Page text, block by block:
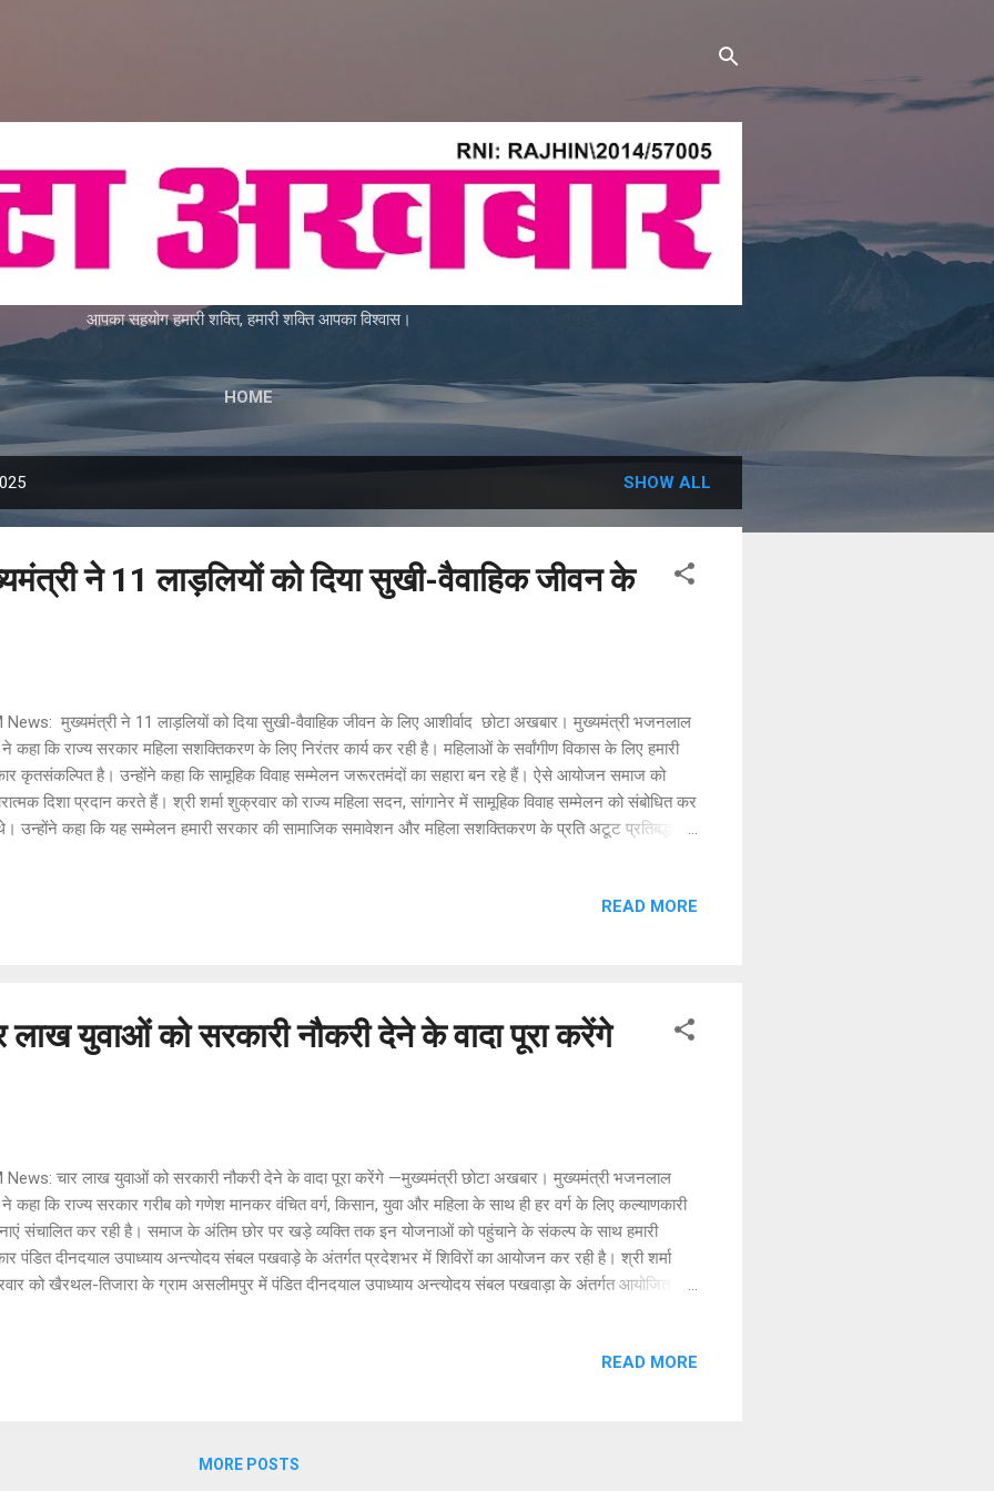
आपका सहयोग हमारी शक्ति, हमारी शक्ति आपका विश्वास।
HOME
SHOW ALL
ने 11 लाड़लियों को दिया सुखी-वैवाहिक जीवन के
News: मुख्यमंत्री ने 11 लाड़लियों को दिया सुखी-वैवाहिक जीवन के लिए आशीर्वाद छोटा अखबार। मुख्यमंत्री भजनलाल
ने कहा कि राज्य सरकार महिला सशक्तिकरण के लिए निरंतर कार्य कर रही है। महिलाओं के सर्वांगीण विकास के लिए हमारी
कृतसंकल्पित है। उन्होंने कहा कि सामूहिक विवाह सम्मेलन जरूरतमंदों का सहारा बन रहे हैं। ऐसे आयोजन समाज को
दिशा प्रदान करते हैं। श्री शर्मा शुक्रवार को राज्य महिला सदन, सांगानेर में सामूहिक विवाह सम्मेलन को संबोधित कर
उन्होंने कहा कि यह सम्मेलन हमारी सरकार की सामाजिक समावेशन और महिला सशक्तिकरण के प्रति अटूट प्रतिबद्धता
के लिए आवेदन किया था। इनमें से 11 योग्य युवकों का चयन किया गया, जो आज हमारी लाड़लियों के जीवनसाथी बने हैं। यह
READ MORE
युवाओं को सरकारी नौकरी देने के वादा पूरा करेंगे
News: चार लाख युवाओं को सरकारी नौकरी देने के वादा पूरा करेंगे —मुख्यमंत्री छोटा अखबार। मुख्यमंत्री भजनलाल
ने कहा कि राज्य सरकार गरीब को गणेश मानकर वंचित वर्ग, किसान, युवा और महिला के साथ ही हर वर्ग के लिए कल्याणकारी
संचालित कर रही है। समाज के अंतिम छोर पर खड़े व्यक्ति तक इन योजनाओं को पहुंचाने के संकल्प के साथ हमारी
पंडित दीनदयाल उपाध्याय अन्त्योदय संबल पखवाड़े के अंतर्गत प्रदेशभर में शिविरों का आयोजन कर रही है। श्री शर्मा
को खैरथल-तिजारा के ग्राम असलीमपुर में पंडित दीनदयाल उपाध्याय अन्त्योदय संबल पखवाड़ा के अंतर्गत आयोजित
जा रहे हैं। वहीं, हर पात्र परिवार तक आयुष्मान कार्ड का वितरण और पशुओं का टीकाकरण भी किया जा रहा है। श्री शर्मा
READ MORE
MORE POSTS